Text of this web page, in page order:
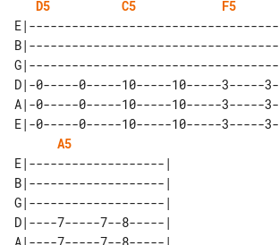
D5
C5
F5
E|-----------------------------------
B|-----------------------------------
G|-----------------------------------
D|-0-----0-----10-----10-----3-----3-
A|-0-----0-----10-----10-----3-----3-
E|-0-----0-----10-----10-----3-----3-
A5
E|-------------------|
B|-------------------|
G|-------------------|
D|----7-----7--8-----|